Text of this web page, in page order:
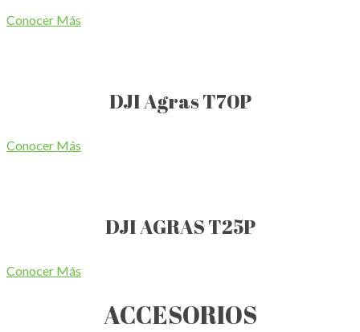
Conocer Más
DJI Agras T70P
Conocer Más
DJI AGRAS T25P
Conocer Más
ACCESORIOS